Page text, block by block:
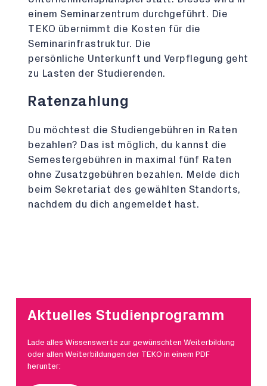
einem Seminarzentrum durchgeführt. Die
TEKO übernimmt die Kosten für die
Seminarinfrastruktur. Die
persönliche Unterkunft und Verpflegung geht
zu Lasten der Studierenden.
Ratenzahlung
Du möchtest die Studiengebühren in Raten
bezahlen? Das ist möglich, du kannst die
Semestergebühren in maximal fünf Raten
ohne Zusatzgebühren bezahlen. Melde dich
beim Sekretariat des gewählten Standorts,
nachdem du dich angemeldet hast.
Aktuelles Studienprogramm
Lade alles Wissenswerte zur gewünschten Weiterbildung
oder allen Weiterbildungen der TEKO in einem PDF
herunter: